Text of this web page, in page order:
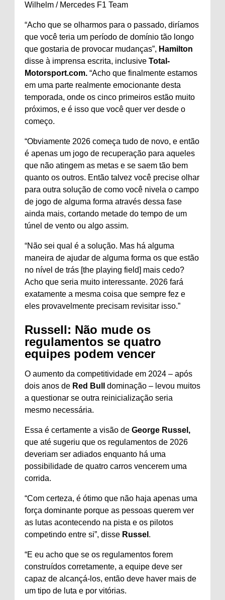
Wilhelm / Mercedes F1 Team
“Acho que se olharmos para o passado, diríamos
que você teria um período de domínio tão longo
que gostaria de provocar mudanças”, Hamilton
disse à imprensa escrita, inclusive Total-
Motorsport.com. “Acho que finalmente estamos
em uma parte realmente emocionante desta
temporada, onde os cinco primeiros estão muito
próximos, e é isso que você quer ver desde o
começo.
“Obviamente 2026 começa tudo de novo, e então
é apenas um jogo de recuperação para aqueles
que não atingem as metas e se saem tão bem
quanto os outros. Então talvez você precise olhar
para outra solução de como você nivela o campo
de jogo de alguma forma através dessa fase
ainda mais, cortando metade do tempo de um
túnel de vento ou algo assim.
“Não sei qual é a solução. Mas há alguma
maneira de ajudar de alguma forma os que estão
no nível de trás [the playing field] mais cedo?
Acho que seria muito interessante. 2026 fará
exatamente a mesma coisa que sempre fez e
eles provavelmente precisam revisitar isso.”
Russell: Não mude os
regulamentos se quatro
equipes podem vencer
O aumento da competitividade em 2024 – após
dois anos de Red Bull dominação – levou muitos
a questionar se outra reinicialização seria
mesmo necessária.
Essa é certamente a visão de George Russel,
que até sugeriu que os regulamentos de 2026
deveriam ser adiados enquanto há uma
possibilidade de quatro carros vencerem uma
corrida.
“Com certeza, é ótimo que não haja apenas uma
força dominante porque as pessoas querem ver
as lutas acontecendo na pista e os pilotos
competindo entre si”, disse Russel .
“E eu acho que se os regulamentos forem
construídos corretamente, a equipe deve ser
capaz de alcançá-los, então deve haver mais de
um tipo de luta e por vitórias.